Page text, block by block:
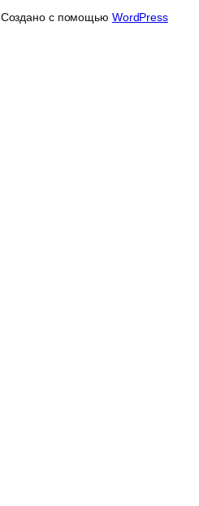
Создано с помощью WordPress